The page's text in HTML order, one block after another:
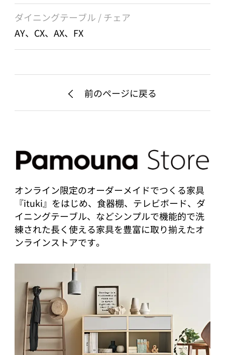
ダイニングテーブル / チェア
AY、CX、AX、FX
前のページに戻る
オンライン限定のオーダーメイドでつくる家具
『ituki』をはじめ、食器棚、テレビボード、ダ
イニングテーブル、などシンプルで機能的で洗
練された長く使える家具を豊富に取り揃えたオ
ンラインストアです。